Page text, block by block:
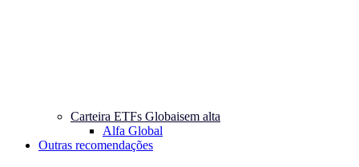
Carteira ETFs Globaisem alta
Alfa Global
Outras recomendações